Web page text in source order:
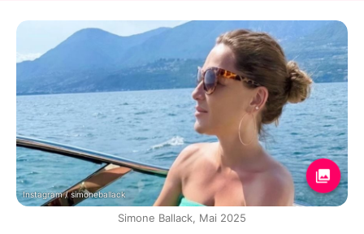
Instagram / simoneballack
Simone Ballack, Mai 2025